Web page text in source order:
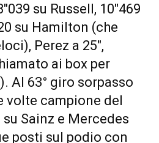
su Russell, 10″469
su Hamilton (che
Perez a 25″,
ai box per
Al 63° giro sorpasso
volte campione del
Sainz e Mercedes
posti sul podio con